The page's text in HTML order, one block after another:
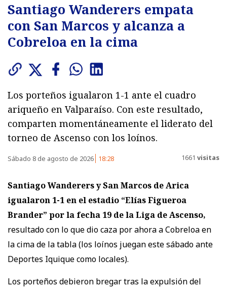
Santiago Wanderers empata
con San Marcos y alcanza a
Cobreloa en la cima
Los porteños igualaron 1-1 ante el cuadro
ariqueño en Valparaíso. Con este resultado,
comparten momentáneamente el liderato del
torneo de Ascenso con los loínos.
Sábado 8 de agosto de 2026 18:28 1661 visitas
Santiago Wanderers y San Marcos de Arica
igualaron 1-1 en el estadio “Elías Figueroa
Brander” por la fecha 19 de la Liga de Ascenso,
resultado con lo que dio caza por ahora a Cobreloa en
la cima de la tabla (los loínos juegan este sábado ante
Deportes Iquique como locales).
Los porteños debieron bregar tras la expulsión del